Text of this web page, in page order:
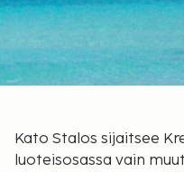
Kato Stalos sijaitsee
luoteisosassa vain